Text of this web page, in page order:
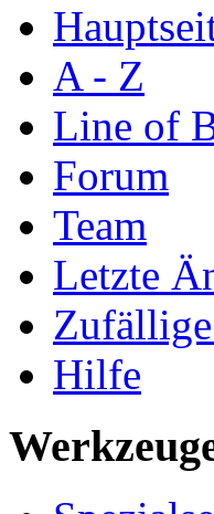
A - Z
Line of
Forum
Team
Letzte
Hilfe